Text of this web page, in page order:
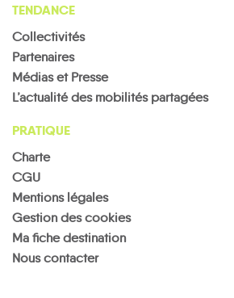
TENDANCE
Collectivités
Partenaires
Médias et Presse
L’actualité des mobilités partagées
PRATIQUE
Charte
CGU
Mentions légales
Gestion des cookies
Ma fiche destination
Nous contacter